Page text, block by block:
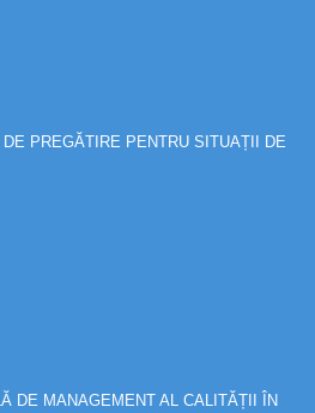
PREGĂTIRE PENTRU SITUAȚII DE
DE MANAGEMENT AL CALITĂȚII ÎN